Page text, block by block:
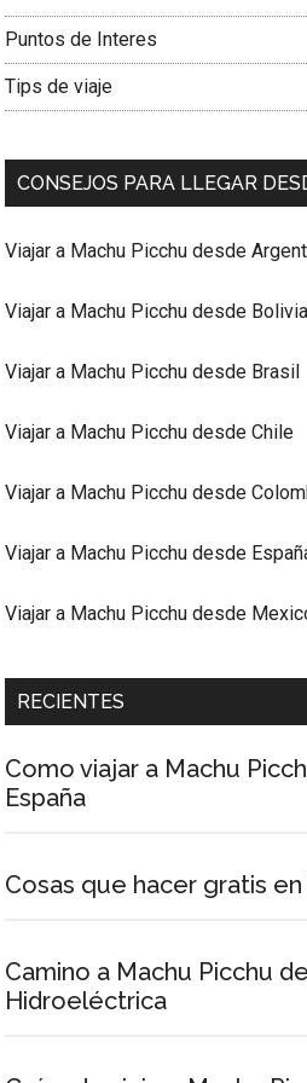
Puntos de Interes
Tips de viaje
CONSEJOS PARA LLEGAR
Viajar a Machu Picchu desde
Viajar a Machu Picchu desde Bolivia
Viajar a Machu Picchu desde Brasil
Viajar a Machu Picchu desde Chile
Viajar a Machu Picchu desde
Viajar a Machu Picchu desde
Viajar a Machu Picchu desde
RECIENTES
Como viajar a Machu
España
Cosas que hacer gratis
Camino a Machu Picchu
Hidroeléctrica